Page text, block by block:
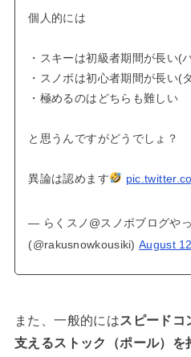
個人的には
・スキーは初級者期間が長い(
・スノボは初心者期間が長い(
・極めるのはどちらも難しい
と思うんですがどうでしょ？
異論は認めます
— らくスノ@スノボブログや
(@rakusnowkousiki)August
また、一般的にはスピードコ
支えるストック（ポール）